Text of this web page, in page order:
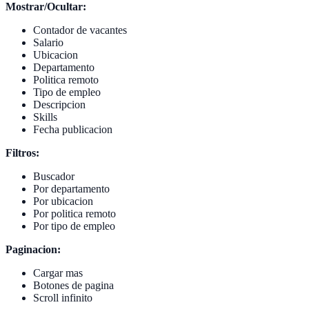
Mostrar/Ocultar:
Contador de vacantes
Salario
Ubicacion
Departamento
Politica remoto
Tipo de empleo
Descripcion
Skills
Fecha publicacion
Filtros:
Buscador
Por departamento
Por ubicacion
Por politica remoto
Por tipo de empleo
Paginacion:
Cargar mas
Botones de pagina
Scroll infinito